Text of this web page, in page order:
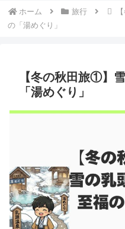
ホーム 旅行
の「湯めぐり」
【冬の秋田旅①】
「湯めぐり」